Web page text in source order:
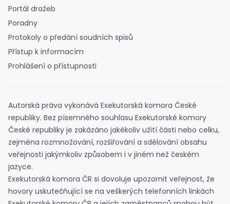
Portál dražeb
Poradny
Protokoly o předání soudních spisů
Přístup k informacím
Prohlášení o přístupnosti
Autorská práva vykonává Exekutorská komora České
republiky. Bez písemného souhlasu Exekutorské komory
České republiky je zakázáno jakékoliv užití části nebo celku,
zejména rozmnožování, rozšiřování a sdělování obsahu
veřejnosti jakýmkoliv způsobem i v jiném než českém
jazyce.
Exekutorská komora ČR si dovoluje upozornit veřejnost, že
hovory uskutečňující se na veškerých telefonních linkách